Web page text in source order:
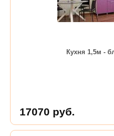
Кухня 1,5м -
17070 руб.